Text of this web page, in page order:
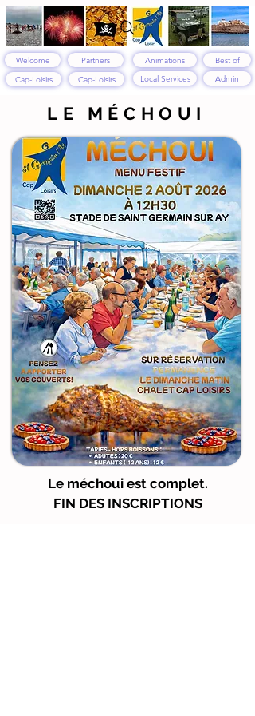
Welcome
Cap-Loisirs
Partners
Cap-Loisirs
Animations
Local Services
Best of
Admin
LE MÉCHOUI
Le méchoui est complet.
FIN DES INSCRIPTIONS